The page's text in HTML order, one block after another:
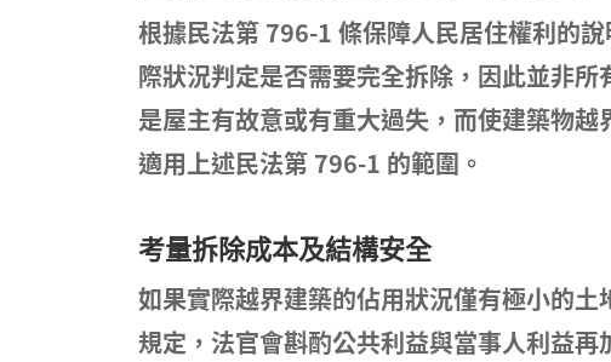
根據民法第 796-1 條保障人民居住權利的
際狀況判定是否需要完全拆除，因此並非
是屋主有故意或有重大過失，而使建築物
適用上述民法第 796-1 的範圍。
考量拆除成本及結構安全
如果實際越界建築的佔用狀況僅有極小的
規定，法官會斟酌公共利益與當事人利益